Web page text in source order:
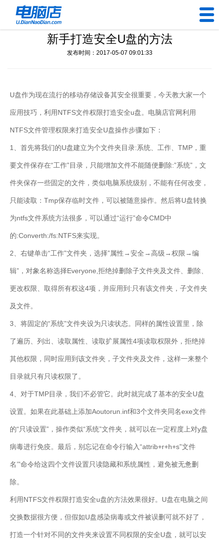
U盘工具
帮助中心
装机问题
新手打造安全U盘的方法
发布时间：2017-05-07 09:01:33
U盘作为现在流行的移动存储设备其安全很重要，今天教大家一个
应用技巧，利用NTFS文件权限打造安全u盘。电脑店官网利用
NTFS文件管理权限来打造安全U盘操作步骤如下：
1、首先将我们的U盘建立为个文件夹目录:系统、工作、TMP，重
要文件保存在“工作”目录，只能增加文件不能随便删除:”系统”，文
件夹保存一些固定的文件，类似电脑系统级别，不能有任何改变，
只能读取：Tmp保存临时文件，可以被随意操作。然后将U盘转换
为ntfs文件系统方法很多，可以通过“运行”命令CMD中
的:Converth:/fs:NTFS来实现。
2、右键单击“工作”文件夹，选择”属性→安全→高级→权限→编
辑”，对象名称选择Everyone,拒绝掉删除子文件夹及文件、删除、
更改权限、取得所有权这4项，并应用到:只有该文件夹，子文件夹
及文件。
3、将固定的“系统”文件夹设为只读状态。同样的属性设置里，除
了遍历、列出、读取属性、读取扩展属性4项读取权限外，拒绝掉
其他权限，同时应用到该文件夹，子文件夹及文件，这样一来整个
目录就只有只读权限了。
4、对于TMP目录，我们不必管它。此时就完成了基本的安全U盘
设置。如果在此基础上添加Aoutorun.inf和3个文件夹同名exe文件
的“只读设置”，操作类似“系统”文件夹，就可以在一定程度上对y盘
病毒进行免疫。最后，别忘记在命令行输入“attrib+r+h+s”文件
名’”命令给这四个文件设置只读隐藏和系统属性，避免被无惫删
除。
利用NTFS文件权限打造安全u盘的方法效果很好。U盘在电脑之间
交换数据很方便，但假如U盘感染病毒或文件被误删可就不好了，
打造一个针对不同的文件夹来设置不同权限的安全U盘，就可以安